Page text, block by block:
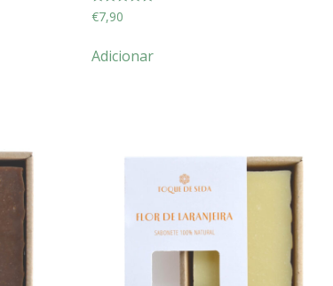
Avaliação
5.00
€7,90
Adicionar